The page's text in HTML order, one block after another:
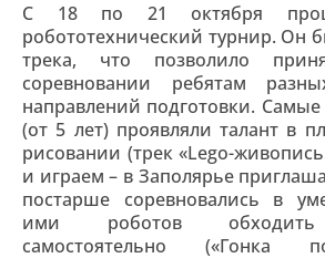
С 18 по 21 октября
робототехнический турнир. Он
трека, что позволило
соревновании ребятам
направлений подготовки.
(от 5 лет) проявляли талант в
рисовании (трек «Lego-
и играем – в Заполярье
постарше соревновались в
ими роботов обходить
самостоятельно